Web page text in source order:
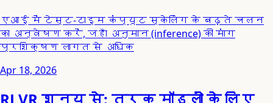
एआई में टेस्ट-टाइम कंप्यूट स्केलिंग के बढ़ते चलन
का अन्वेषण करें, जहाँ अनुमान (inference) की मांग
प्रशिक्षण लागत से अधिक
Apr 18, 2026